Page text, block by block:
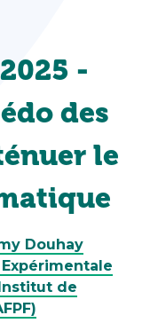
-
des
le
Douhay
de